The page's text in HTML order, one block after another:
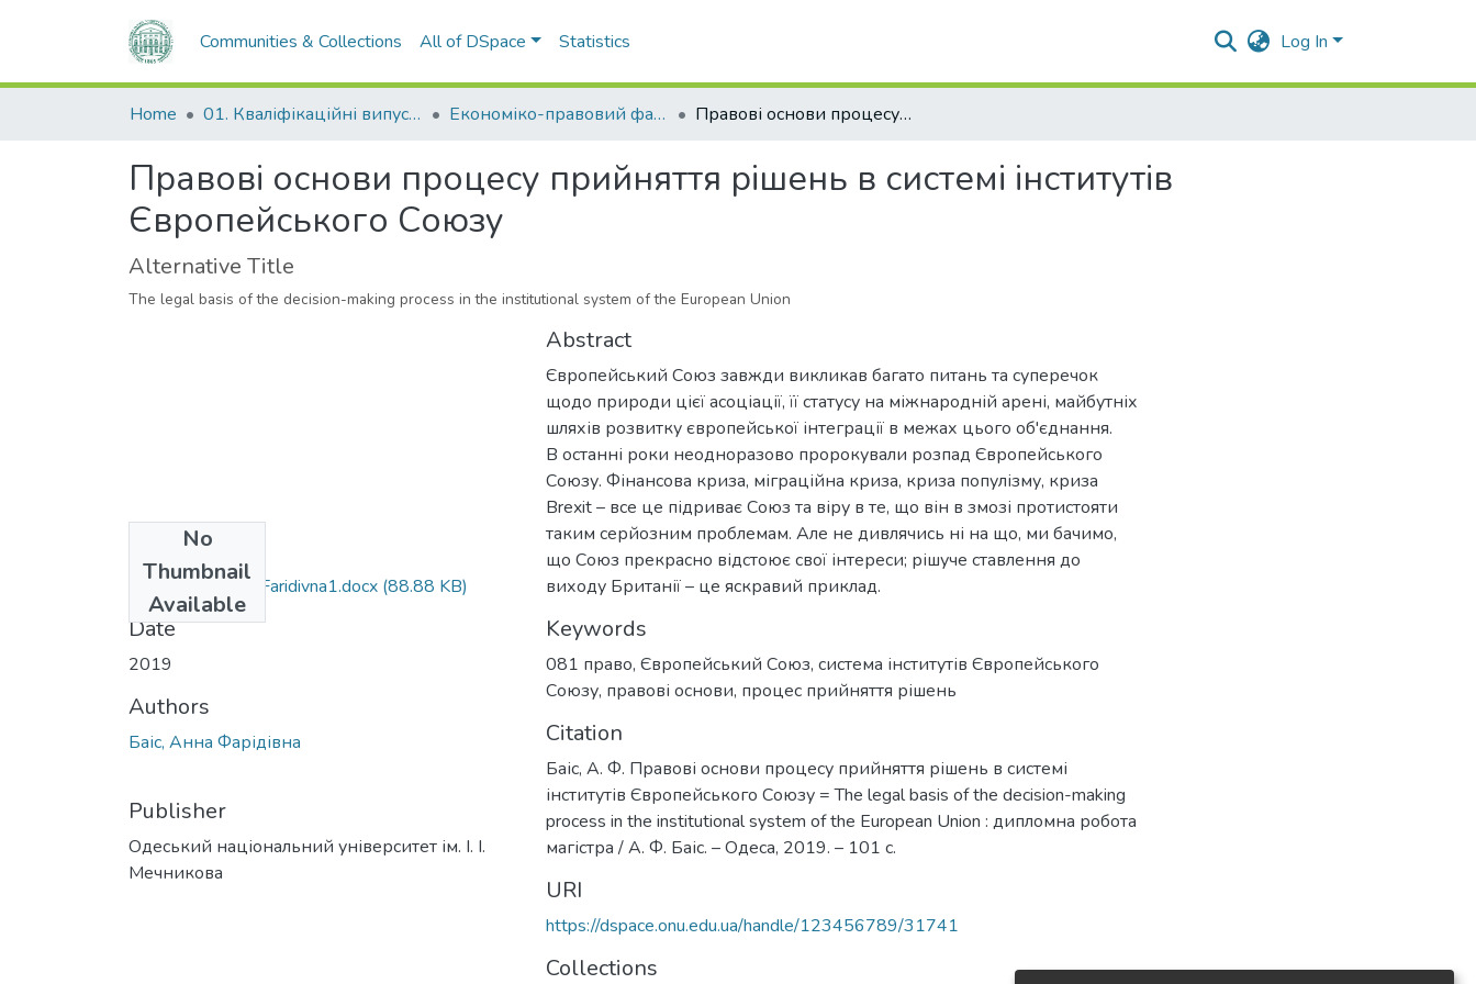
Communities & Collections All of DSpace Statistics Log In
Home 01. Кваліфікаційні випускні роботи здобувачів вищої освіти Економіко-правовий факультет Правові основи процесу прийняття рішень в системі інститутів Європейського Союзу
Правові основи процесу прийняття рішень в системі інститутів
Європейського Союзу
Alternative Title
The legal basis of the decision-making process in the institutional system of the European Union
No
Thumbnail
Available
081_Bais_Anna_Faridivna1.docx (88.88 KB)
Date
2019
Authors
Баіс, Анна Фарідівна
Publisher
Одеський національний університет ім. І. І.
Мечникова
Abstract
Європейський Союз завжди викликав багато питань та суперечок
щодо природи цієї асоціації, її статусу на міжнародній арені, майбутніх
шляхів розвитку європейської інтеграції в межах цього об'єднання.
В останні роки неодноразово пророкували розпад Європейського
Союзу. Фінансова криза, міграційна криза, криза популізму, криза
Brexit – все це підриває Союз та віру в те, що він в змозі протистояти
таким серйозним проблемам. Але не дивлячись ні на що, ми бачимо,
що Союз прекрасно відстоює свої інтереси; рішуче ставлення до
виходу Британії – це яскравий приклад.
Keywords
081 право, Європейський Союз, система інститутів Європейського
Союзу, правові основи, процес прийняття рішень
Citation
Баіс, А. Ф. Правові основи процесу прийняття рішень в системі
інститутів Європейського Союзу = The legal basis of the decision-making
process in the institutional system of the European Union : дипломна робота
магістра / А. Ф. Баіс. – Одеса, 2019. – 101 с.
URI
https://dspace.onu.edu.ua/handle/123456789/31741
Collections